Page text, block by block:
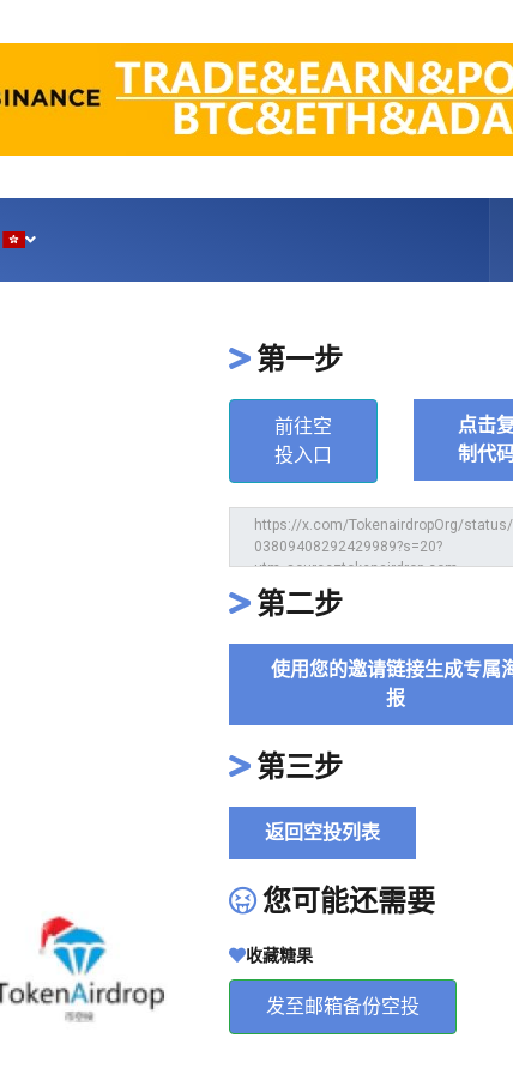
第一步
前往空
投入口
点击复
制代
第二步
使用您的邀请链接生成专属
报
第三步
返回空投列表
您可能还需要
收藏糖果
发至邮箱备份空投